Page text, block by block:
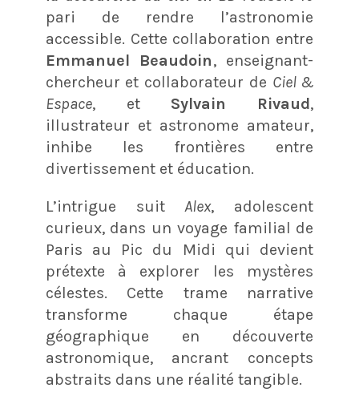
pari de rendre l’astronomie
accessible. Cette collaboration entre
Emmanuel Beaudoin, enseignant-
chercheur et collaborateur de Ciel &
Espace, et Sylvain Rivaud,
illustrateur et astronome amateur,
inhibe les frontières entre
divertissement et éducation.
L’intrigue suitAlex, adolescent
curieux, dans un voyage familial de
Paris au Pic du Midi qui devient
prétexte à explorer les mystères
célestes. Cette trame narrative
transforme chaque étape
géographique en découverte
astronomique, ancrant concepts
abstraits dans une réalité tangible.